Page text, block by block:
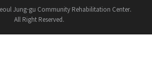
Jung-gu Community Rehabilitation Center.
All Right Reserved.